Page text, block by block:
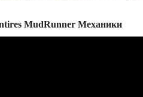
MudRunner Механики